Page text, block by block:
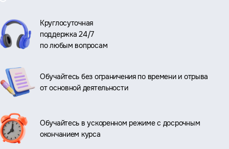
Круглосуточная
поддержка 24/7
по любым вопросам
Обучайтесь без ограничения по времени и отрыва
от основной деятельности
Обучайтесь в ускоренном режиме с досрочным
окончанием курса